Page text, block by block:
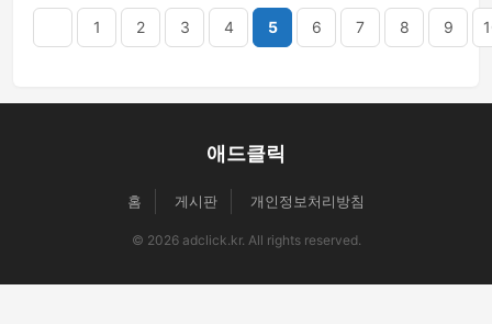
1 2 3 4 5 6 7 8 9
애드클릭
홈 게시판 개인정보처리방침
© 2026 adclick.kr. All rights reserved.